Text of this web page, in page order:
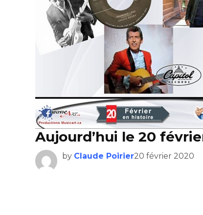
Aujourd’hui le 20
by Claude Poirier20 février 2020